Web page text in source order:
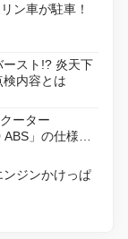
ン車が駐車！
スト!? 炎天下
内容とは
ーター
」の仕様を
ジンかけっぱ